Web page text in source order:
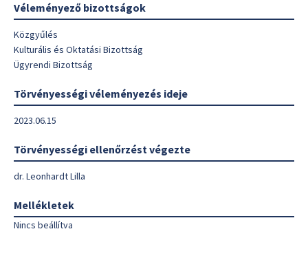
Véleményező bizottságok
Közgyűlés
Kulturális és Oktatási Bizottság
Ügyrendi Bizottság
Törvényességi véleményezés ideje
2023.06.15
Törvényességi ellenőrzést végezte
dr. Leonhardt Lilla
Mellékletek
Nincs beállítva